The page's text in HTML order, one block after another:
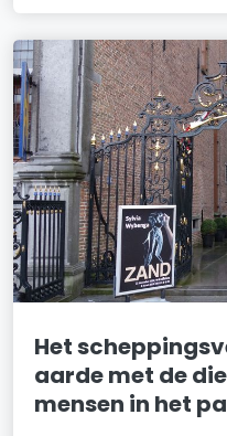
Het
aarde met de
mensen in het